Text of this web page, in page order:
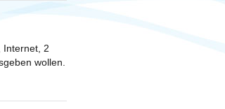
Internet, 2
wollen.